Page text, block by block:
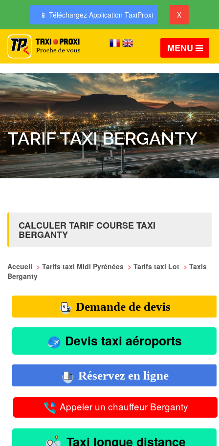
📱 Téléchargez Application TaxiProxi X
MENU
TARIF TAXI BERGANTY
CALCULER TARIF COURSE TAXI
BERGANTY
Accueil > Tarifs taxi Midi Pyrénées > Tarifs taxi Lot > Taxis
Berganty
Demande de devis
Devis taxi aéroports
Réservez en ligne
Appeler un chauffeur Berganty
Taxi longue distance